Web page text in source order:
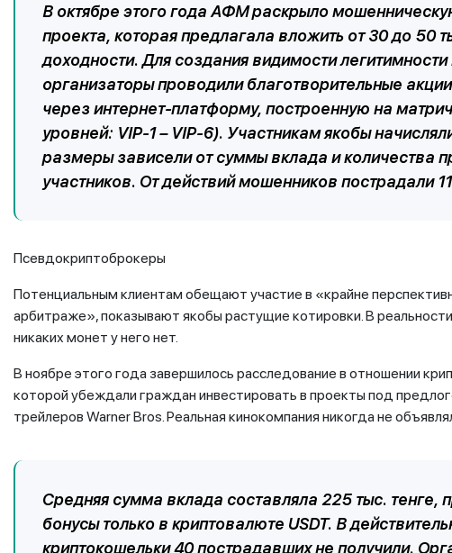
В октябре этого года АФМ раскрыло
проекта, которая предлагала вложить от 30 до 50
доходности. Для создания видимости
организаторы проводили благотворительные
через интернет-платформу, построенную на
уровней: VIP-1 – VIP-6). Участникам якобы
размеры зависели от суммы вклада и количества
участников. От действий мошенников пострадали
Псевдокриптоброкеры
Потенциальным клиентам обещают участие в «крайне
арбитраже», показывают якобы растущие котировки. В
никаких монет у него нет.
В ноябре этого года завершилось расследование в отношении
которой убеждали граждан инвестировать в проекты под
трейлеров Warner Bros. Реальная кинокомпания никогда не
Средняя сумма вклада составляла 225 тыс. тенге,
бонусы только в криптовалюте USDT. В
криптокошельки 40 пострадавших не получили.